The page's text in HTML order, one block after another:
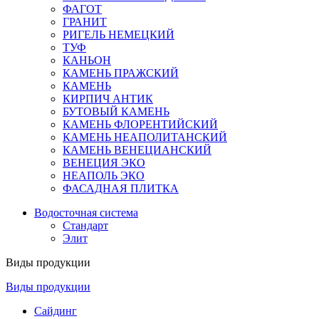
ФАГОТ
ГРАНИТ
РИГЕЛЬ НЕМЕЦКИЙ
ТУФ
КАНЬОН
КАМЕНЬ ПРАЖСКИЙ
КАМЕНЬ
КИРПИЧ АНТИК
БУТОВЫЙ КАМЕНЬ
КАМЕНЬ ФЛОРЕНТИЙСКИЙ
КАМЕНЬ НЕАПОЛИТАНСКИЙ
КАМЕНЬ ВЕНЕЦИАНСКИЙ
ВЕНЕЦИЯ ЭКО
НЕАПОЛЬ ЭКО
ФАСАДНАЯ ПЛИТКА
Водосточная система
Стандарт
Элит
Виды продукции
Виды продукции
Сайдинг